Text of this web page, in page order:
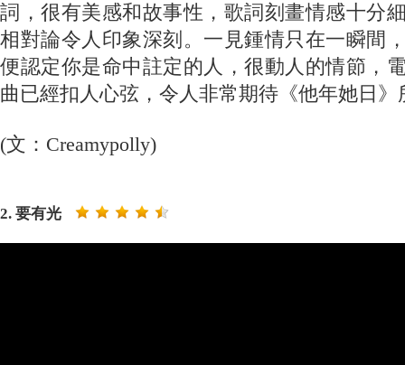
詞，很有美感和故事性，歌詞刻畫情感十分
相對論令人印象深刻。一見鍾情只在一瞬間
便認定你是命中註定的人，很動人的情節，
曲已經扣人心弦，令人非常期待《他年她日
(文：Creamypolly)
2. 要有光